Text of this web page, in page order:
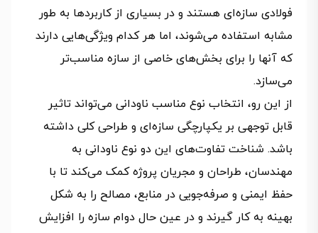
فولادی سازه‌ای هستند و در بسیاری از کاربردها به طور
مشابه استفاده می‌شوند، اما هر کدام ویژگی‌هایی دارند
که آنها را برای بخش‌های خاصی از سازه مناسب‌تر
می‌سازد.
از این رو، انتخاب نوع مناسب ناودانی می‌تواند تاثیر
قابل توجهی بر یکپارچگی سازه‌ای و طراحی کلی داشته
باشد. شناخت تفاوت‌های این دو نوع ناودانی به
مهندسان، طراحان و مجریان پروژه کمک می‌کند تا با
حفظ ایمنی و صرفه‌جویی در منابع، مصالح را به شکل
بهینه به کار گیرند و در عین حال دوام سازه را افزایش